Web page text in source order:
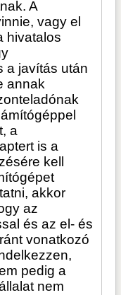
A
vagy el
hivatalos
a javítás után
annak
a
is a
kell
akkor
az
és az el- és
vonatkozó
pedig a
nem